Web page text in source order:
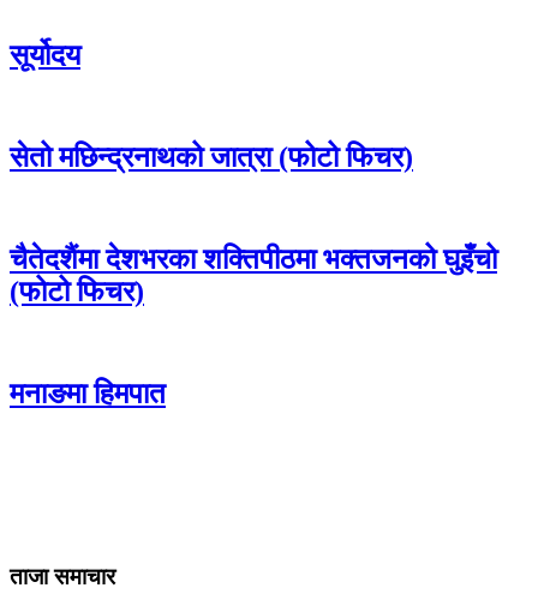
सूर्योदय
सेतो मछिन्द्रनाथको जात्रा (फोटो फिचर)
चैतेदशैंमा देशभरका शक्तिपीठमा भक्तजनको घुइँचो
(फोटो फिचर)
मनाङमा हिमपात
ताजा समाचार